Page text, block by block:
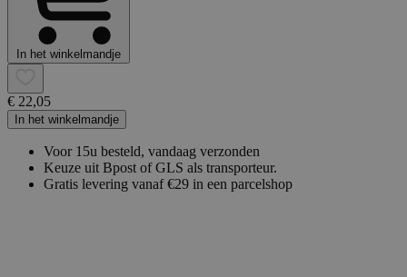
In het winkelmandje
€ 22,05
In het winkelmandje
Voor 15u besteld, vandaag verzonden
Keuze uit Bpost of GLS als transporteur.
Gratis levering vanaf €29 in een parcelshop